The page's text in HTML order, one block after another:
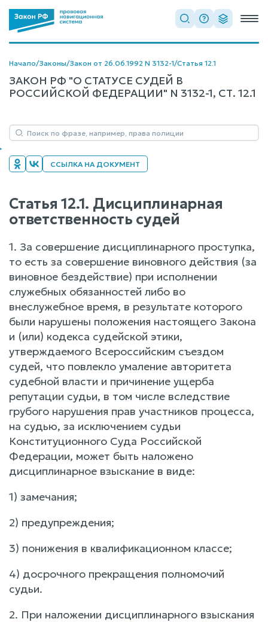
Начало/Законы/Закон от 26.06.1992 N 3132-1/Статья 12.1
ЗАКОН РФ "О СТАТУСЕ СУДЕЙ В
РОССИЙСКОЙ ФЕДЕРАЦИИ" N 3132-1, СТ. 12.1
ССЫЛКА НА ДОКУМЕНТ
Статья 12.1. Дисциплинарная
ответственность судей
1. За совершение дисциплинарного проступка,
то есть за совершение виновного действия (за
виновное бездействие) при исполнении
служебных обязанностей либо во
внеслужебное время, в результате которого
были нарушены положения настоящего Закона
и (или) кодекса судейской этики,
утверждаемого Всероссийским съездом
судей, что повлекло умаление авторитета
судебной власти и причинение ущерба
репутации судьи, в том числе вследствие
грубого нарушения прав участников процесса,
на судью, за исключением судьи
Конституционного Суда Российской
Федерации, может быть наложено
дисциплинарное взыскание в виде:
1) замечания;
2) предупреждения;
3) понижения в квалификационном классе;
4) досрочного прекращения полномочий
судьи.
2. При наложении дисциплинарного взыскания